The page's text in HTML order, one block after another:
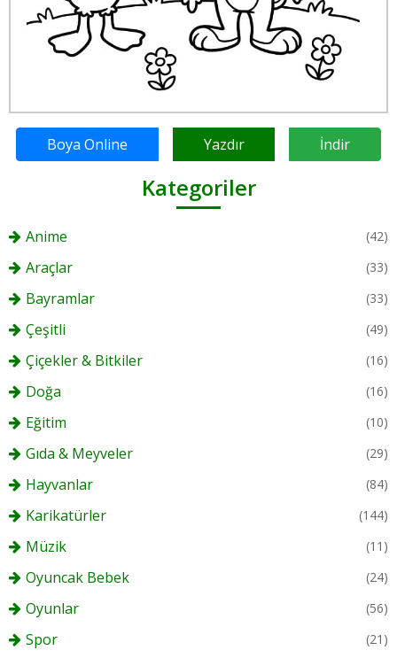
Boya Online Yazdır İndir
Kategoriler
Anime (42)
Araçlar (33)
Bayramlar (33)
Çeşitli (49)
Çiçekler & Bitkiler (16)
Doğa (16)
Eğitim (10)
Gıda & Meyveler (29)
Hayvanlar (84)
Karikatürler (144)
Müzik (11)
Oyuncak Bebek (24)
Oyunlar (56)
Spor (21)